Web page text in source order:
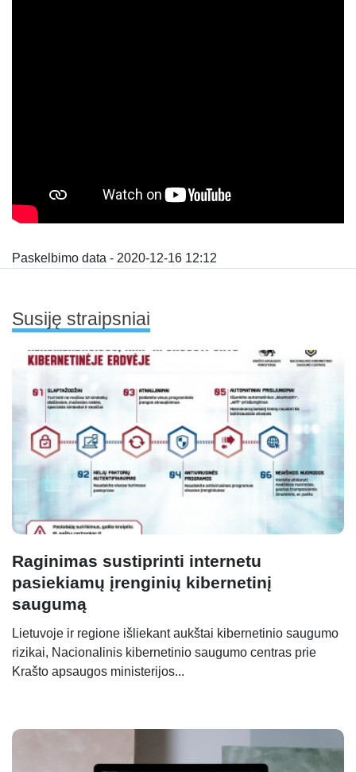
Paskelbimo data - 2020-12-16 12:12
Susiję straipsniai
Raginimas sustiprinti internetu
pasiekiamų įrenginių kibernetinį
saugumą
Lietuvoje ir regione išliekant aukštai kibernetinio saugumo
rizikai, Nacionalinis kibernetinio saugumo centras prie
Krašto apsaugos ministerijos...